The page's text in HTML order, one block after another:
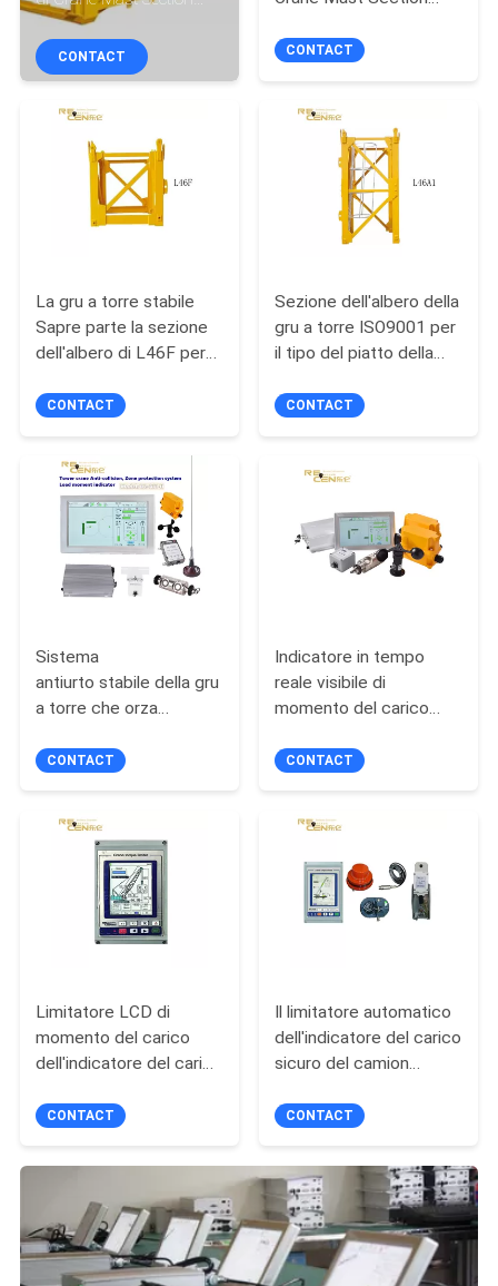
CONTROLLO
QUALITÀ
CONTATTICI
RICHIEDA
CITAZIONE
DEL
SITO
PRIVACY
POLICY
NDT della torre della
sezione
CONTACT CONTACT
La gru a torre stabile
Sapre parte la sezione
dell'albero di L46F per
CONTACT
Sezione dell'albero della
gru a torre ISO9001 per
il tipo del piatto della
dell'albero
CONTACT
Sistema
antiurto stabile della gru
a torre che orza
Potain Liebherr
CONTACT
Indicatore in tempo
reale visibile di
momento del carico
orza Topkit SLI
CONTACT
Limitatore LCD di
momento del carico
dell'indicatore del carico
cingolo della gru del
CONTACT
Il limitatore automatico
dell'indicatore del carico
sicuro del camion
gru di Trcuk
CONTACT